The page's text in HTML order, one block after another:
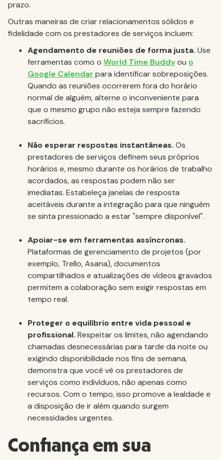
prazo.
Outras maneiras de criar relacionamentos sólidos e
fidelidade com os prestadores de serviços incluem:
Agendamento de reuniões de forma justa. Use
ferramentas como o World Time Buddyou o
Google Calendar para identificar sobreposições.
Quando as reuniões ocorrerem fora do horário
normal de alguém, alterne o inconveniente para
que o mesmo grupo não esteja sempre fazendo
sacrifícios.
Não esperar respostas instantâneas. Os
prestadores de serviços definem seus próprios
horários e, mesmo durante os horários de trabalho
acordados, as respostas podem não ser
imediatas. Estabeleça janelas de resposta
aceitáveis durante a integração para que ninguém
se sinta pressionado a estar "sempre disponível".
Apoiar-se em ferramentas assíncronas.
Plataformas de gerenciamento de projetos (por
exemplo, Trello, Asana), documentos
compartilhados e atualizações de vídeos gravados
permitem a colaboração sem exigir respostas em
tempo real.
Proteger o equilíbrio entre vida pessoal e
profissional. Respeitar os limites, não agendando
chamadas desnecessárias para tarde da noite ou
exigindo disponibilidade nos fins de semana,
demonstra que você vê os prestadores de
serviços como indivíduos, não apenas como
recursos. Com o tempo, isso promove a lealdade e
a disposição de ir além quando surgem
necessidades urgentes.
Confiança em sua